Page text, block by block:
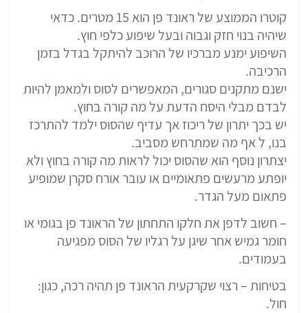
קוטרו הממוצע של ראונד פן הוא 15 מטרים. כדאי
שיהיה בנוי חזק וגבוה ובעל שיפוע כלפי חוץ.
השיפוע ימנע מברכיו של הרוכב להיתקל בגדל בזמן
הרכיבה.
ישנם מתקנים סגורים, המאפשרים לסוס ולמאמן להיות
לבדם מבלי היסח הדעת על מה קורה בחוץ.
יש בכך יתרון של ריכוז אך עדיף שהסוס ילמד להתרכז
בנו, ל אף מה שמתרחש מסביב.
יצתרון נוסף הוא שהסוס יכול לראות מה קורה בחוץ ולא
יופתע מרעשים פתאומיים או עובר אורח סקרן שמופיע
פתאום מעל הגדר.
– חשוב לדפן את חלקו התחתון של הראונד פן בגומי או
חומר גמיש אחר שיגן על רגליו של הסוס מפגיעה
בעמודים.
בטיחות – רצוי שקרקעית הראונד פן תהיה רכה, כגון:
חול.